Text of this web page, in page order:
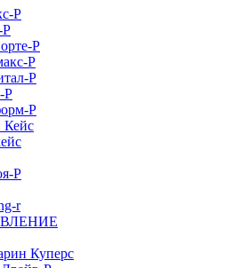
Р
Р
Р
Р
Р
Р
Р
Кейс
Р
r
Куперс